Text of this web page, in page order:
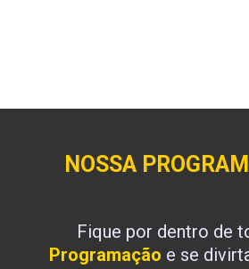
NOSSA
Fique por dentro de
Programação e se